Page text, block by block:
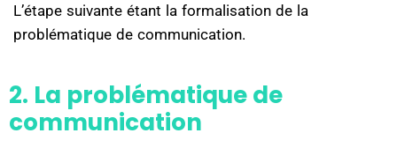
L’étape suivante étant la formalisation de la
problématique de communication.
2. La problématique de
communication